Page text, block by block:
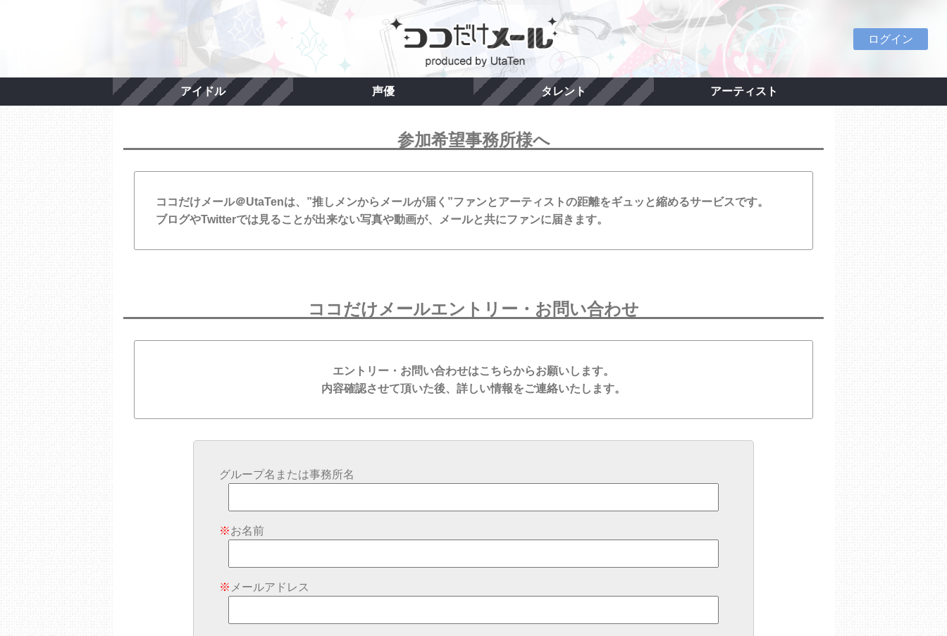
ログイン
アイドル 声優 タレント アーティスト
参加希望事務所様へ
ココだけメール＠UtaTenは、”推しメンからメールが届く”ファンとアーティストの距離をギュッと縮めるサービスです。
ブログやTwitterでは見ることが出来ない写真や動画が、メールと共にファンに届きます。
ココだけメールエントリー・お問い合わせ
エントリー・お問い合わせはこちらからお願いします。
内容確認させて頂いた後、詳しい情報をご連絡いたします。
グループ名または事務所名
※お名前
※ メールアドレス